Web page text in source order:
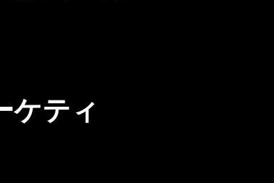
ケティ